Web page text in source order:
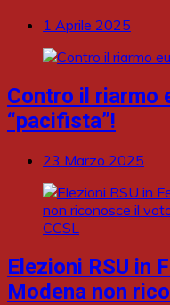
1 Aprile 2025
Contro il riarmo
“pacifista”!
23 Marzo 2025
Elezioni RSU in
Modena non